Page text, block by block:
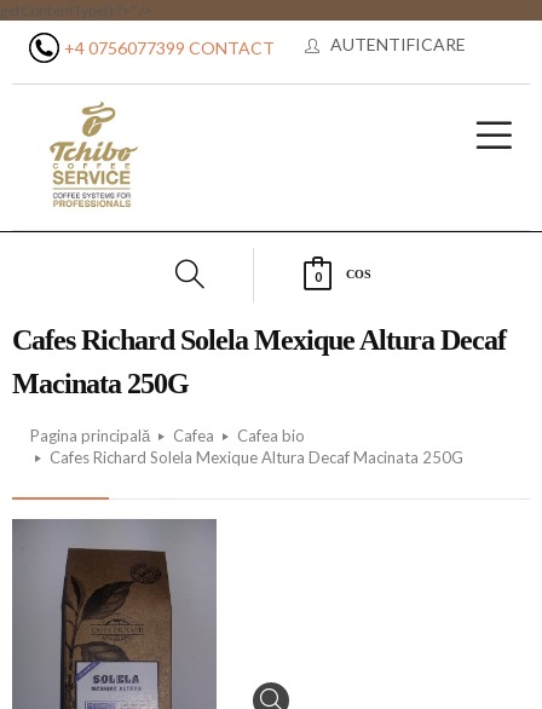
getContentType() ?>" />
+4 0756077399 CONTACT AUTENTIFICARE
0 COS
Cafes Richard Solela Mexique Altura Decaf
Macinata 250G
Pagina principală Cafea
Cafea bio
Cafes Richard Solela Mexique Altura Decaf Macinata 250G